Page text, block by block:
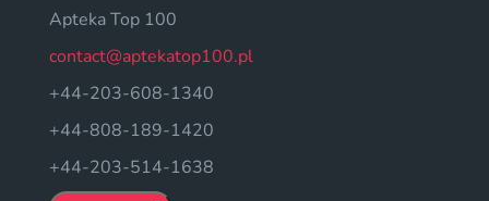
Apteka Top 100
contact@aptekatop100.pl
+44-203-608-1340
+44-808-189-1420
+44-203-514-1638